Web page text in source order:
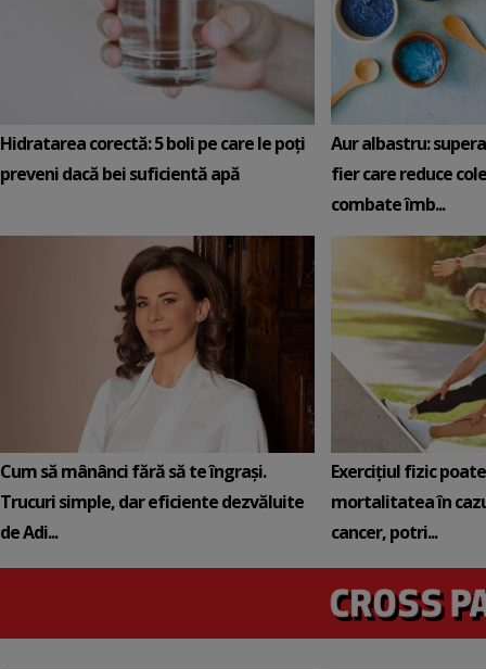
Hidratarea corectă: 5 boli pe care le poți
preveni dacă bei suficientă apă
Aur albastru:
fier care reduce
combate îmb...
Cum să mânânci fără să te îngrași.
Trucuri simple, dar eficiente dezvăluite
de Adi...
Exercițiul fizic
mortalitatea în
cancer, potri...